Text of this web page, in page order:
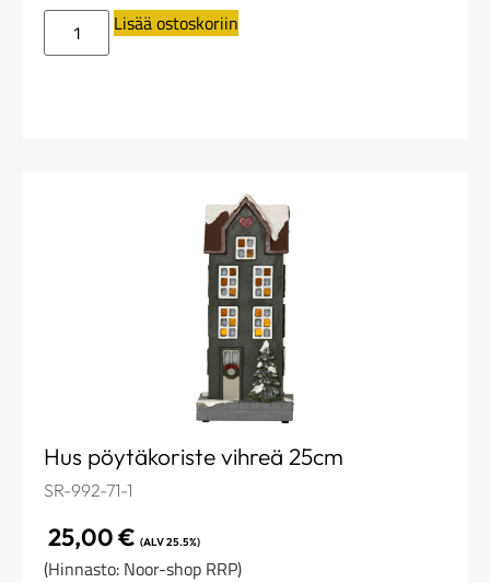
Lisää ostoskoriin
Hus pöytäkoriste vihreä 25cm
SR-992-71-1
25,00€ (ALV 25.5%)
(Hinnasto: Noor-shop RRP)